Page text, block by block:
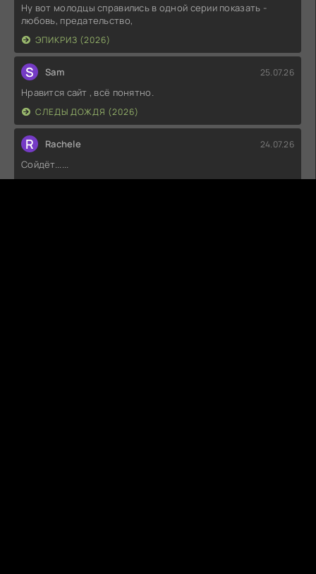
Ну вот молодцы справились в одной серии показать -
любовь, предательство,
ЭПИКРИЗ (2026)
S Sam 25.07.26
Нравится сайт , всё понятно.
СЛЕДЫ ДОЖДЯ (2026)
R Rachele 24.07.26
Сойдёт......